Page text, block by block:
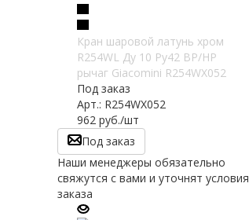
Кран шаровой латунь хром
R254WL Ду 10 Ру42 ВР/НР
рычаг Giacomini R254WX052
Под заказ
Арт.: R254WX052
962руб./шт
Под заказ
Наши менеджеры обязательно
свяжутся с вами и уточнят условия
заказа